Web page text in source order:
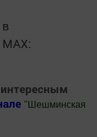
MАХ:
" Шешминская